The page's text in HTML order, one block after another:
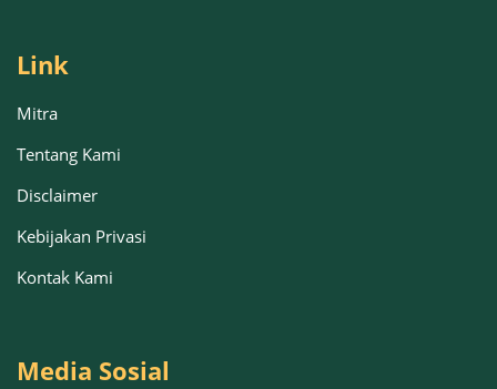
Link
Mitra
Tentang Kami
Disclaimer
Kebijakan Privasi
Kontak Kami
Media Sosial